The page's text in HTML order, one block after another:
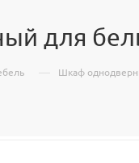
для
— Шкаф